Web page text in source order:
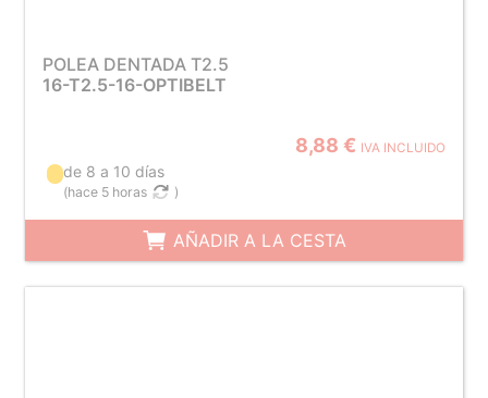
POLEA DENTADA T2.5
16-T2.5-16-OPTIBELT
8,88 € IVA INCLUIDO
de 8 a 10 días
(hace 5 horas )
AÑADIR A LA CESTA